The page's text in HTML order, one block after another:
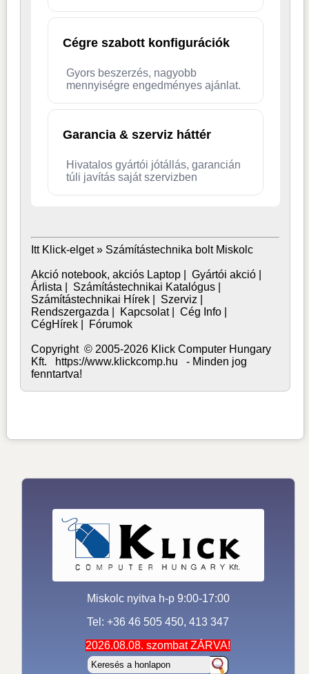
Cégre szabott konfigurációk
Gyors beszerzés, nagyobb
mennyiségre engedményes ajánlat.
Garancia & szerviz háttér
Hivatalos gyártói jótállás, garancián
túli javítás saját szervizben
Itt Klick-elget » Számítástechnika bolt Miskolc
Akció notebook, akciós Laptop |Gyártói akció
Árlista
Számítástechnikai Katalógus
Számítástechnikai Hírek
Szerviz
Rendszergazda
Kapcsolat|Cég Info
CégHírek
Fórumok
Copyright © 2005-2026 Klick Computer Hungary
Kft. https://www.klickcomp.hu - Minden jog
fenntartva!
Miskolc nyitva h-p 9:00-17:00
Tel: +36 46 505 450, 413 347
2026.08.08. szombat ZÁRVA!